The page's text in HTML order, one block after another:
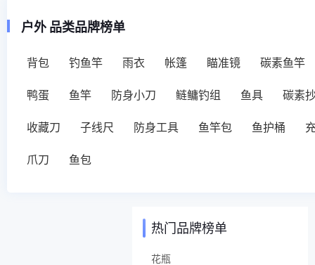
户外 品类品牌榜单
背包 钓鱼竿 雨衣 帐篷 瞄准镜 碳素鱼竿
鸭蛋 鱼竿 防身小刀 鲢鳙钓组 鱼具 碳素
收藏刀 子线尺 防身工具 鱼竿包 鱼护桶
爪刀 鱼包
热门品牌榜单
花瓶